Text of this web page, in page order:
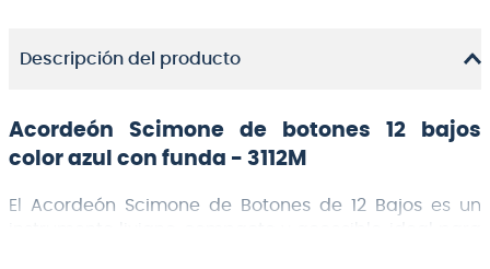
Descripción del producto
Acordeón Scimone de botones 12 bajos
color azul con funda - 3112M
El Acordeón Scimone de Botones de 12 Bajos es un